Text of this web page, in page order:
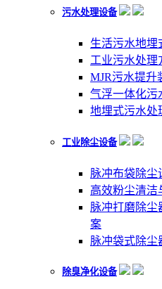
污水处理设备
生活污水地埋
工业污水处理
MJR污水提升
气浮一体化污
地埋式污水处
工业除尘设备
脉冲布袋除尘
高效粉尘清洁
脉冲打磨除尘
案
脉冲袋式除尘
除臭净化设备